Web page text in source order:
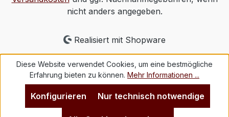
nicht anders angegeben.
Realisiert mit Shopware
Diese Website verwendet Cookies, um eine bestmögliche
Erfahrung bieten zu können. Mehr Informationen ...
Nur technisch notwendige
Konfigurieren